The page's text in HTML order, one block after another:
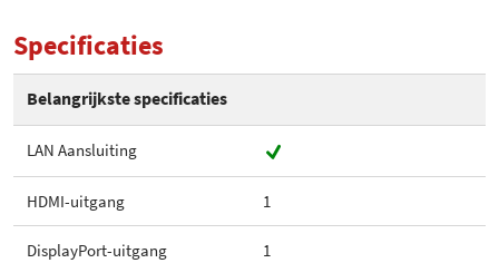
Specificaties
Belangrijkste specificaties
LAN Aansluiting
HDMI-uitgang 1
DisplayPort-uitgang 1